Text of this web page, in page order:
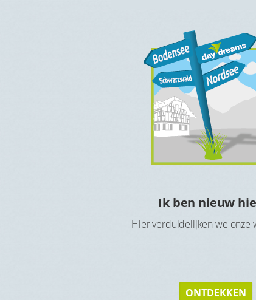
Ik ben nieuw
Hier verduidelijken we onze
ONTDEKKEN